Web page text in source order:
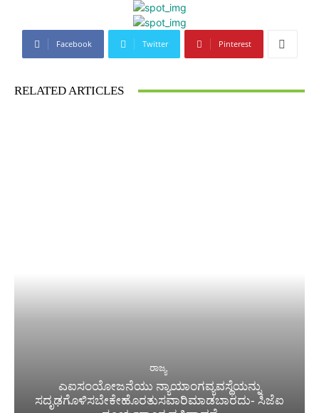
Facebook Twitter Pinterest
RELATED ARTICLES
ರಾಜ್ಯ
ಎಐಸಂಯೋಜನೆಯು ನ್ಯಾಯಾಂಗವ್ಯವಸ್ಥೆಯನ್ನು
ಸದೃಢಗೊಳಿಸಬೇಕೇಹೊರತುಸವಾರಿಮಾಡಬಾರದು- ಸಿಜೆಐ